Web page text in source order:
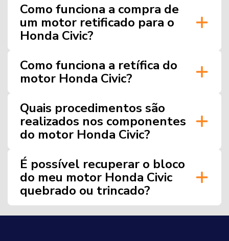
Como funciona a compra de
um motor retificado para o
Honda Civic?
Como funciona a retífica do
motor Honda Civic?
Quais procedimentos são
realizados nos componentes
do motor Honda Civic?
É possível recuperar o bloco
do meu motor Honda Civic
quebrado ou trincado?